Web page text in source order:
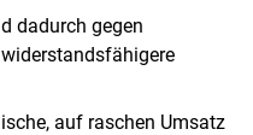
dadurch gegen
auf raschen Umsatz